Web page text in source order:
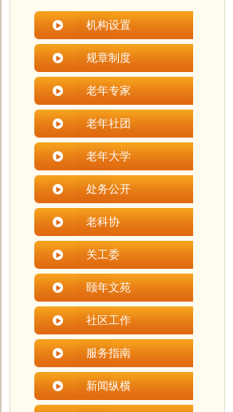
机构设置
规章制度
老年专家
老年社团
老年大学
处务公开
老科协
关工委
颐年文苑
社区工作
服务指南
新闻纵横